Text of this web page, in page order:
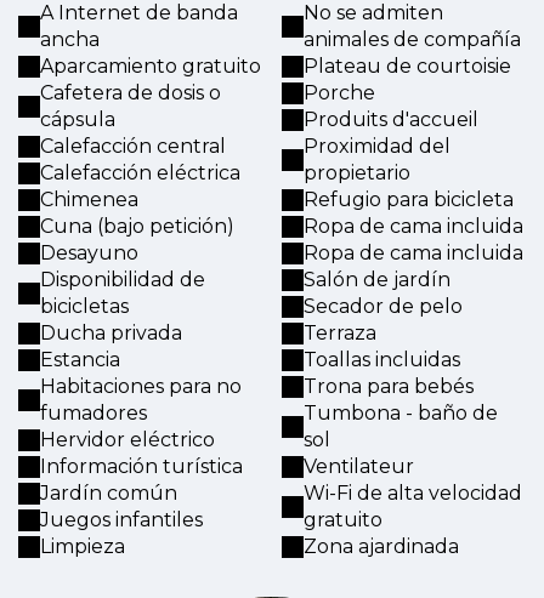
A Internet de banda
ancha
Aparcamiento gratuito
Cafetera de dosis o
cápsula
Calefacción central
Calefacción eléctrica
Chimenea
Cuna (bajo petición)
Desayuno
Disponibilidad de
bicicletas
Ducha privada
Estancia
Habitaciones para no
fumadores
Hervidor eléctrico
Información turística
Jardín común
Juegos infantiles
Limpieza
No se admiten
animales de compañía
Plateau de courtoisie
Porche
Produits d'accueil
Proximidad del
propietario
Refugio para bicicleta
Ropa de cama incluida
Ropa de cama incluida
Salón de jardín
Secador de pelo
Terraza
Toallas incluidas
Trona para bebés
Tumbona - baño de
sol
Ventilateur
Wi-Fi de alta velocidad
gratuito
Zona ajardinada